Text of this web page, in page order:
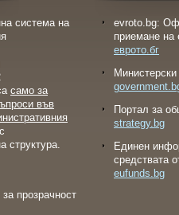
система на
само за
във
структура.
прозрачност
evroto.bg:
приемане на
еврото.бг
Портал за
strategy.bg
Eдинен
средствата
eufunds.bg